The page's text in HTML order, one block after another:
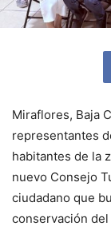
Miraflores, Baja
representantes
habitantes de la
nuevo Consejo
ciudadano que
conservación